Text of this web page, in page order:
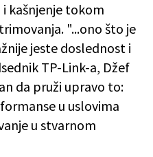
kašnjenje tokom
"...ono što je
jeste doslednost i
TP-Link-a, Džef
da pruži upravo to:
u uslovima
u stvarnom